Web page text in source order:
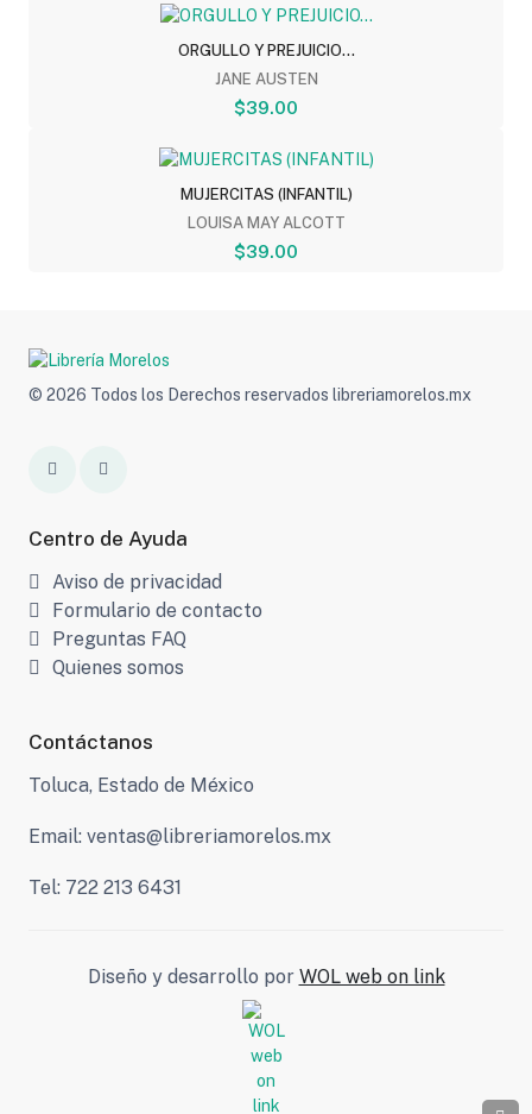
ORGULLO Y PREJUICIO...
JANE AUSTEN
$39.00
MUJERCITAS (INFANTIL)
LOUISA MAY ALCOTT
$39.00
© 2026 Todos los Derechos reservados libreriamorelos.mx
Centro de Ayuda
Aviso de privacidad
Formulario de contacto
Preguntas FAQ
Quienes somos
Contáctanos
Toluca, Estado de México
Email: ventas@libreriamorelos.mx
Tel: 722 213 6431
Diseño y desarrollo por WOL web on link